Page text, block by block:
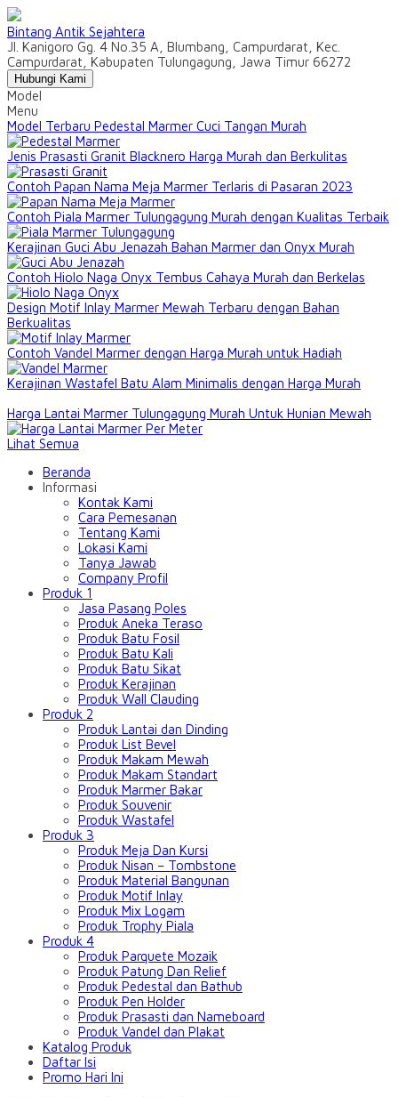
Bintang Antik Sejahtera
Jl. Kanigoro Gg. 4 No.35 A, Blumbang, Campurdarat, Kec.
Campurdarat, Kabupaten Tulungagung, Jawa Timur 66272
Hubungi Kami
Model
Menu
Model Terbaru Pedestal Marmer Cuci Tangan Murah
Jenis Prasasti Granit Blacknero Harga Murah dan Berkulitas
Contoh Papan Nama Meja Marmer Terlaris di Pasaran 2023
Contoh Piala Marmer Tulungagung Murah dengan Kualitas Terbaik
Kerajinan Guci Abu Jenazah Bahan Marmer dan Onyx Murah
Contoh Hiolo Naga Onyx Tembus Cahaya Murah dan Berkelas
Design Motif Inlay Marmer Mewah Terbaru dengan Bahan
Berkualitas
Contoh Vandel Marmer dengan Harga Murah untuk Hadiah
Kerajinan Wastafel Batu Alam Minimalis dengan Harga Murah
Harga Lantai Marmer Tulungagung Murah Untuk Hunian Mewah
Lihat Semua
Beranda
Informasi
Kontak Kami
Cara Pemesanan
Tentang Kami
Lokasi Kami
Tanya Jawab
Company Profil
Produk 1
Jasa Pasang Poles
Produk Aneka Teraso
Produk Batu Fosil
Produk Batu Kali
Produk Batu Sikat
Produk Kerajinan
Produk Wall Clauding
Produk 2
Produk Lantai dan Dinding
Produk List Bevel
Produk Makam Mewah
Produk Makam Standart
Produk Marmer Bakar
Produk Souvenir
Produk Wastafel
Produk 3
Produk Meja Dan Kursi
Produk Nisan – Tombstone
Produk Material Bangunan
Produk Motif Inlay
Produk Mix Logam
Produk Trophy Piala
Produk 4
Produk Parquete Mozaik
Produk Patung Dan Relief
Produk Pedestal dan Bathub
Produk Pen Holder
Produk Prasasti dan Nameboard
Produk Vandel dan Plakat
Katalog Produk
Daftar Isi
Promo Hari Ini